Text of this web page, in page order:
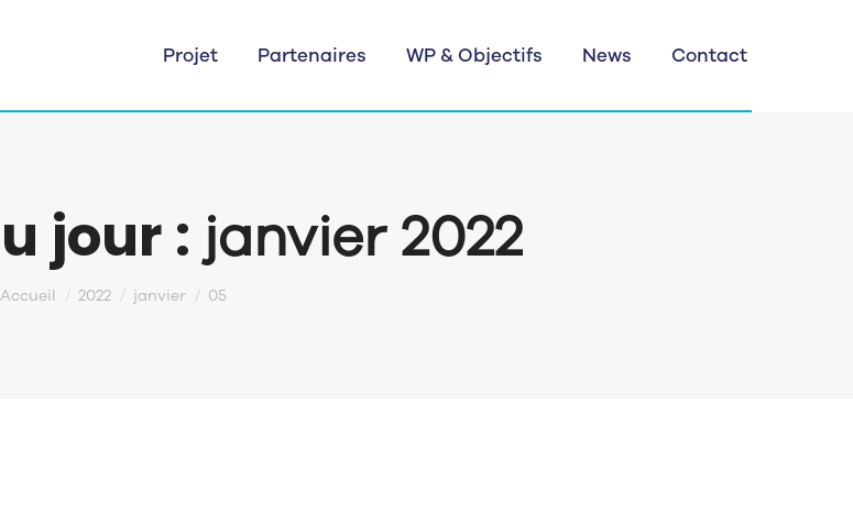
Projet Partenaires WP & Objectifs News Contact
jour :janvier 2022
Accueil 2022 janvier 05